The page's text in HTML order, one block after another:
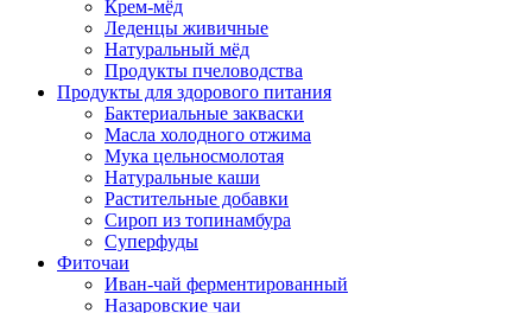
Крем-мёд
Леденцы живичные
Натуральный мёд
Продукты пчеловодства
Продукты для здорового питания
Бактериальные закваски
Масла холодного отжима
Мука цельносмолотая
Натуральные каши
Растительные добавки
Сироп из топинамбура
Суперфуды
Фиточаи
Иван-чай ферментированный
Назаровские чаи